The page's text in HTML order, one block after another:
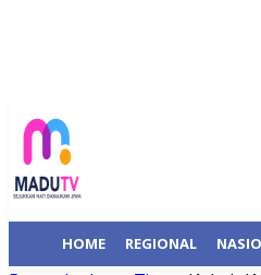
HOME REGIONAL